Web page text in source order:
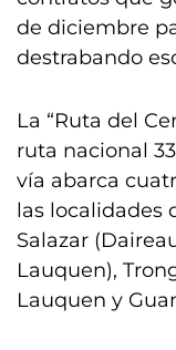
de diciembre
destrabando
La “Ruta del
ruta nacional
vía abarca
las localidades
Salazar
Lauquen),
Lauquen y